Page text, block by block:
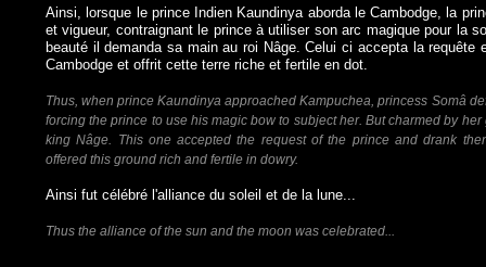
Ainsi, lorsque le prince Indien Kaundinya aborda le Cambodge, la
et vigueur, contraignant le prince à utiliser son arc magique pour la
beauté il demanda sa main au roi Nâge. Celui ci accepta la requête
Cambodge et offrit cette terre riche et fertile en dot.
Thus, when prince Kaundinya approached Kampuchea, princess Somâ
forcing the prince to use his magic bow to subject her. But charmed by
king Nâge. This one accepted the request of the prince and drank
offered this ground rich and fertile in dowry.
Ainsi fut célébré l'alliance du soleil et de la lune...
Thus the alliance of the sun and the moon was celebrated...